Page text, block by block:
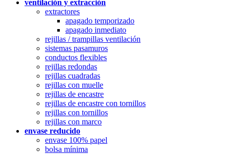
ventilación y extracción
extractores
apagado temporizado
apagado inmediato
rejillas / trampillas ventilación
sistemas pasamuros
conductos flexibles
rejillas redondas
rejillas cuadradas
rejillas con muelle
rejillas de encastre
rejillas de encastre con tornillos
rejillas con tornillos
rejillas con marco
envase reducido
envase 100% papel
bolsa mínima